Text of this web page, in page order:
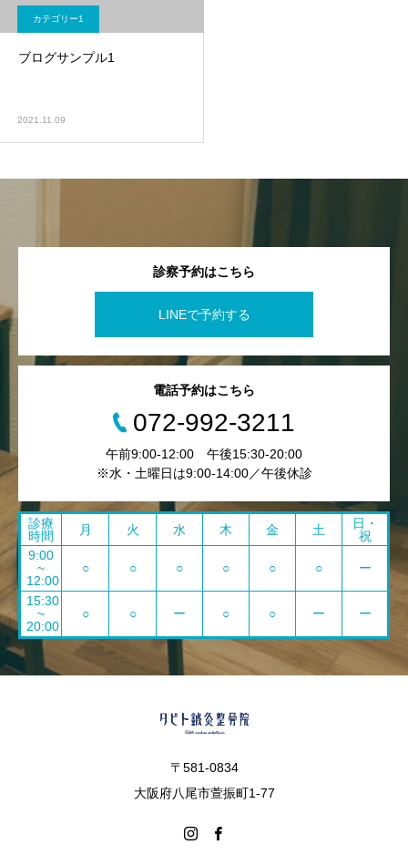
カテゴリー1
ブログサンプル1
2021.11.09
診察予約はこちら
LINEで予約する
電話予約はこちら
072-992-3211
午前9:00-12:00 午後15:30-20:00
※水・土曜日は9:00-14:00／午後休診
診療
時間
月 火 水 木 金 土
日・
祝
9:00
~
12:00
○ ○ ○ ○ ○ ○ ー
15:30
~
20:00
○ ○ ー ○ ○ ー ー
〒581-0834
大阪府八尾市萱振町1-77